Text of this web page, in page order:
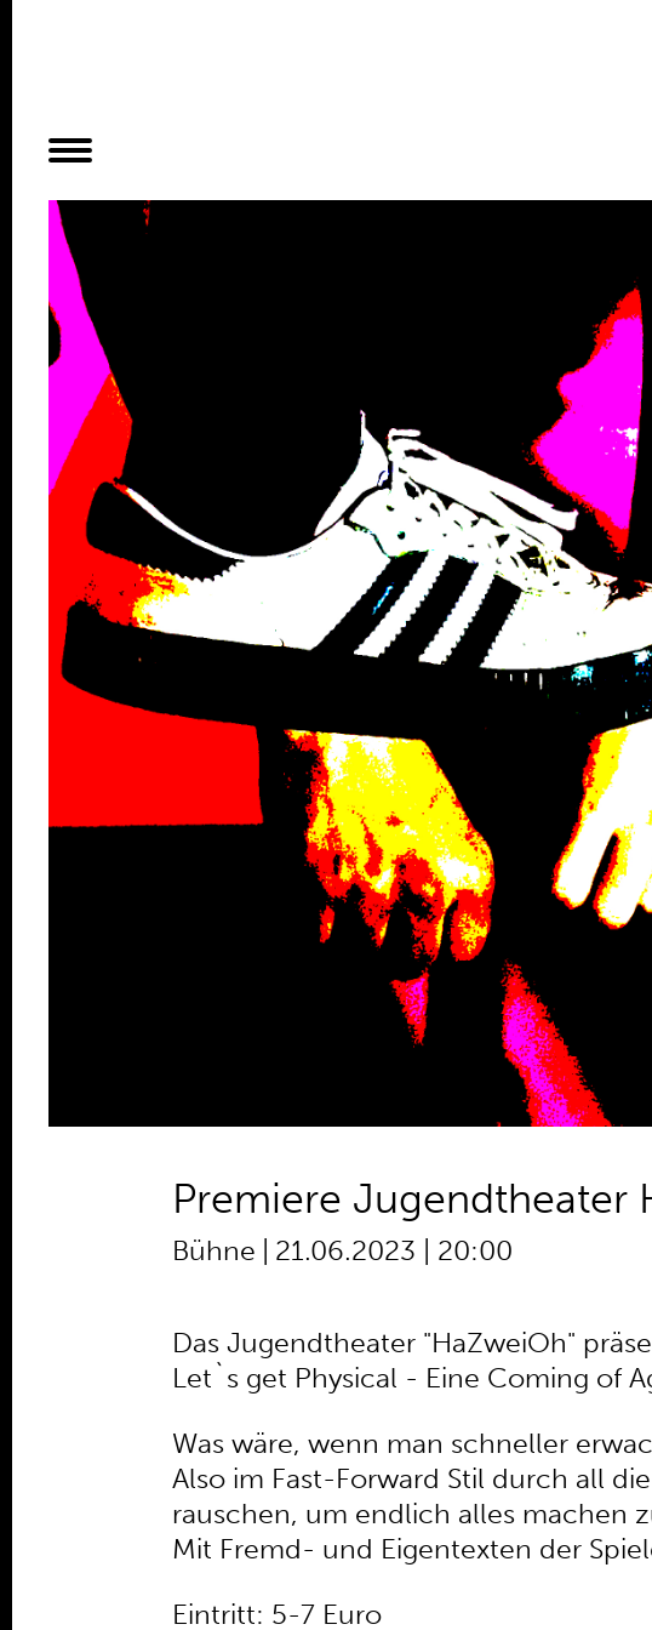
Alles
Workshop
Kreativangebote
Aktuelles
Projekte
Verein
Praktikum /
Bundesfreiwilligendienst /
Ehrenamt
Förderer
Premiere Jugendtheater
Bühne 21.06.2023 | 20:00
Das Jugendtheater "HaZweiOh"
Let`s get Physical - Eine Coming of
Was wäre, wenn man schneller
Also im Fast-Forward Stil durch all
rauschen, um endlich alles machen
Mit Fremd- und Eigentexten der
Eintritt: 5-7 Euro